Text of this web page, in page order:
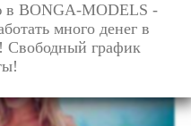
в BONGA-MODELS -
много денег в
Свободный график